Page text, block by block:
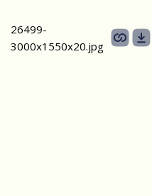
26499-
3000х1550х20.jpg